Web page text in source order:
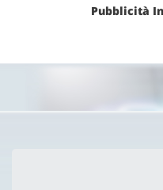
Pubblicità